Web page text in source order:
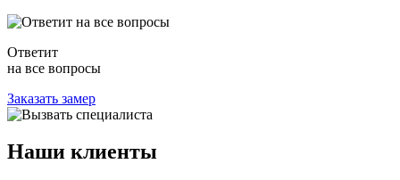
Ответит
на все вопросы
Заказать замер
Наши клиенты